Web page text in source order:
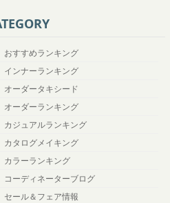
おすすめランキング
インナーランキング
オーダータキシード
オーダーランキング
カジュアルランキング
カタログメイキング
カラーランキング
コーディネーターブログ
セール＆フェア情報